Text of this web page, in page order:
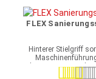
FLEX
Hinterer Stielgriff
langwierigen und
Bewertung: